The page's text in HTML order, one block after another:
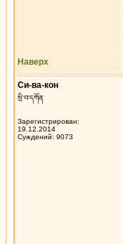
Наверх
Си-ва-кон
སྲི་བ་དཀོན
Зарегистрирован:
19.12.2014
Суждений: 9073